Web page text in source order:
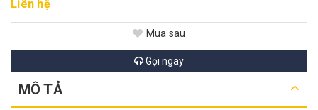
Liên hệ
Mua sau
Gọi ngay
MÔ TẢ